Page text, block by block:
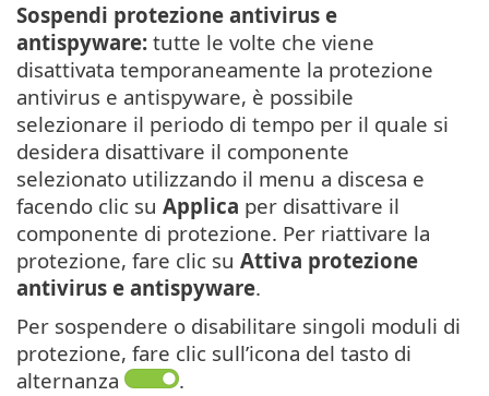
Sospendi protezione antivirus e
antispyware: tutte le volte che viene
disattivata temporaneamente la protezione
antivirus e antispyware, è possibile
selezionare il periodo di tempo per il quale si
desidera disattivare il componente
selezionato utilizzando il menu a discesa e
facendo clic su Applica per disattivare il
componente di protezione. Per riattivare la
protezione, fare clic su Attiva protezione
antivirus e antispyware.
Per sospendere o disabilitare singoli moduli di
protezione, fare clic sull’icona del tasto di
alternanza
.